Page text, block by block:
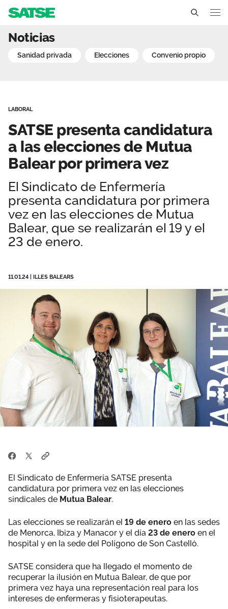
Delegados Sindicales
Estructura organizativa
Transparencia
Secciones sindicales
Servicios
Ventajas
Actualidad
Temas
Noticias
Sala de prensa
Documentos
Vídeos
CIDEFIB
Campañas
Illes Balears
Contáctanos
SATSE presenta
Noticias
sanidad privada elecciones convenio propio
LABORAL
SATSE presenta candidatura
a las elecciones de Mutua
Balear por primera vez
El Sindicato de Enfermería
presenta candidatura por primera
vez en las elecciones de Mutua
Balear, que se realizarán el 19 y el
23 de enero.
11.01.24 ILLES BALEARS
El Sindicato de Enfermería SATSE presenta
candidatura por primera vez en las elecciones
sindicales de Mutua Balear.
Las elecciones se realizarán el 19 de enero en las sedes
de Menorca, Ibiza y Manacor y el día 23 de enero en el
hospital y en la sede del Polígono de Son Castelló.
SATSE considera que ha llegado el momento de
recuperar la ilusión en Mutua Balear, de que por
primera vez haya una representación real para los
intereses de enfermeras y fisioterapeutas.